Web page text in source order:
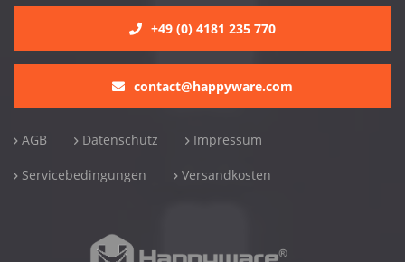
+49 (0) 4181 235 770
contact@happyware.com
AGB Datenschutz Impressum
Servicebedingungen Versandkosten